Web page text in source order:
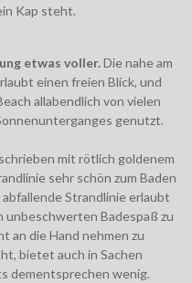
Kap steht.
etwas voller.Die nahe am
einen freien Blick, und
allabendlich von vielen
genutzt.
mit rötlich goldenem
sehr schön zum Baden
Strandlinie erlaubt
unbeschwerten Badespaß zu
an die Hand nehmen zu
bietet auch in Sachen
dementsprechen wenig.